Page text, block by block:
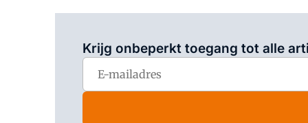
Krijg onbeperkt toegang tot alle